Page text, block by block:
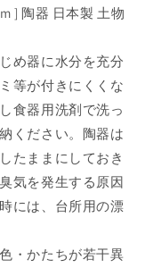
] 陶器 日本製 土物
め器に水分を充分
等が付きにくくな
食器用洗剤で洗っ
ください。陶器は
たままにしておき
気を発生する原因
には、台所用の漂
・かたちが若干異